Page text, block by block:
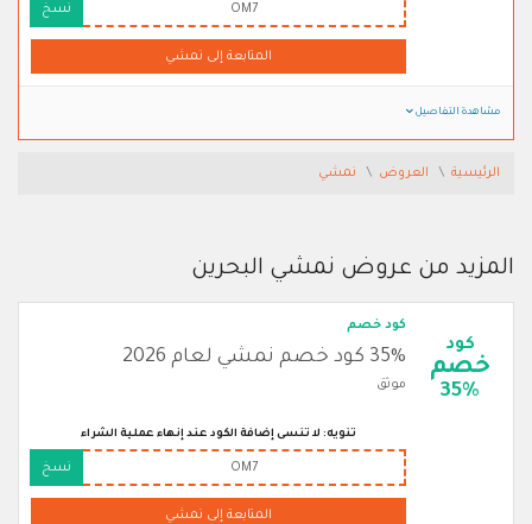
OM7 نسخ
المتابعة إلى نمشي
مشاهدة التفاصيل
الرئيسية العروض نمشي
المزيد من عروض نمشي البحرين
كود
خصم
35%
كود خصم
35% كود خصم نمشي لعام 2026
موثق
تنويه: لا تنسى إضافة الكود عند إنهاء عملية الشراء
OM7 نسخ
المتابعة إلى نمشي